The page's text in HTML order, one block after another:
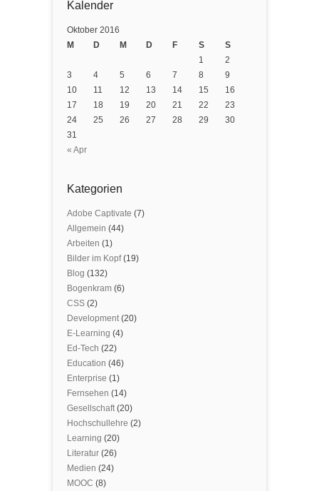
Kalender
Oktober 2016
M
D M D F S S
« Apr
1
2
3
4 5 6 7 8
9
10
11 12 13 14 15
16
17
18 19 20 21 22
23
24
25 26 27 28 29
30
31
Kategorien
Adobe Captivate (7)
Allgemein (44)
Arbeiten (1)
Bilder im Kopf(19)
Blog (132)
Bogenkram (6)
CSS (2)
Development(20)
E-Learning (4)
Ed-Tech (22)
Education (46)
Enterprise (1)
Fernsehen (14)
Gesellschaft(20)
Hochschullehre (2)
Learning (20)
Literatur (26)
Medien (24)
MOOC (8)